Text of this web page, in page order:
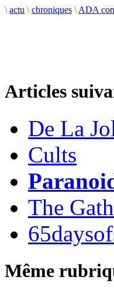
\ actu \ chroniques \ ADA
Articles
De La
Cults
The
Même